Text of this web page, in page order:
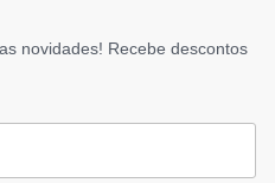
novidades! Recebe descontos